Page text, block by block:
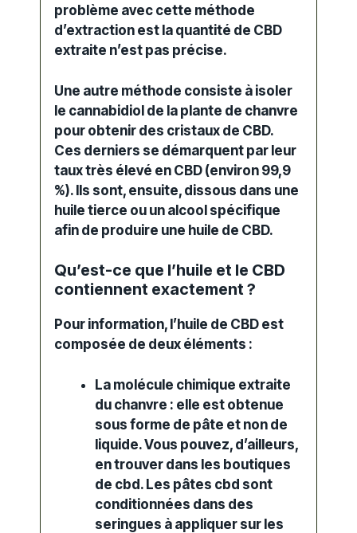
problème avec cette méthode
d’extraction est la quantité de CBD
extraite n’est pas précise.
Une autre méthode consiste à isoler
le cannabidiol de la plante de chanvre
pour obtenir des cristaux de CBD.
Ces derniers se démarquent par leur
taux très élevé en CBD (environ 99,9
%). Ils sont, ensuite, dissous dans une
huile tierce ou un alcool spécifique
afin de produire une huile de CBD.
Qu’est-ce que l’huile et le CBD
contiennent exactement ?
Pour information, l’huile de CBD est
composée de deux éléments :
La molécule chimique extraite
du chanvre : elle est obtenue
sous forme de pâte et non de
liquide. Vous pouvez, d’ailleurs,
en trouver dans les boutiques
de cbd. Les pâtes cbd sont
conditionnées dans des
seringues à appliquer sur les